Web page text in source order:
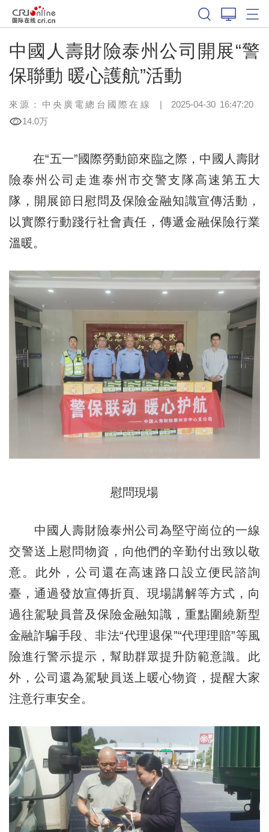
中國人壽財險泰州公司開展“警
保聯動 暖心護航”活動
來源：中央廣電總台國際在線 | 2025-04-30 16:47:20
14.0万
在“五一”國際勞動節來臨之際，中國人壽財
險泰州公司走進泰州市交警支隊高速第五大
隊，開展節日慰問及保險金融知識宣傳活動，
以實際行動踐行社會責任，傳遞金融保險行業
溫暖。
慰問現場
中國人壽財險泰州公司為堅守崗位的一線
交警送上慰問物資，向他們的辛勤付出致以敬
意。此外，公司還在高速路口設立便民諮詢
臺，通過發放宣傳折頁、現場講解等方式，向
過往駕駛員普及保險金融知識，重點圍繞新型
金融詐騙手段、非法“代理退保”“代理理賠”等風
險進行警示提示，幫助群眾提升防範意識。此
外，公司還為駕駛員送上暖心物資，提醒大家
注意行車安全。